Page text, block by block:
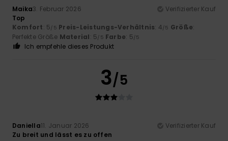
Maika3. Februar 2026
Verifizierter Kauf
Top
Komfort: 5/5 Preis-Leistungs-Verhältnis: 4/5 Größe:
Perfekte Größe Material: 5/5 Farbe: 5/5
Ich empfehle dieses Produkt
3/5
Daniella11. Januar 2026
Verifizierter Kauf
Zu breit und lässt es zu offen